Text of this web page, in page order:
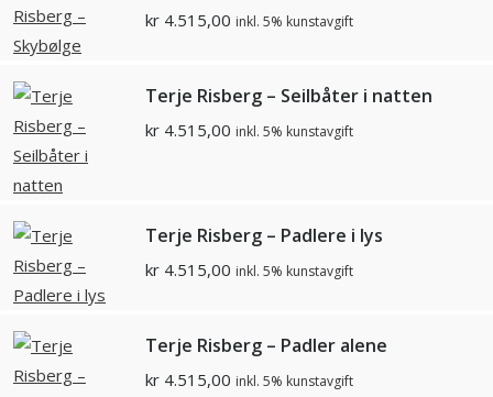
kr 4.515,00 inkl. 5% kunstavgift
Terje Risberg – Seilbåter i natten
kr 4.515,00 inkl. 5% kunstavgift
Terje Risberg – Padlere i lys
kr 4.515,00 inkl. 5% kunstavgift
Terje Risberg – Padler alene
kr 4.515,00 inkl. 5% kunstavgift